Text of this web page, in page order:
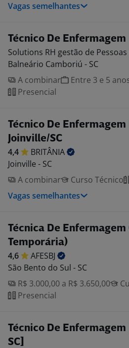
Vagas semelhantes
Técnico De Enfermagem
Solutions RH gestão de
Balneário Camboriú - SC
A combinar
Entre 3 e 5
Presencial
Técnico De
Joinville/SC
4,4
BRITÂNIA
Joinville - SC
A combinar
Curso Técnico
Vagas semelhantes
Técnica De Enfermagem
Temporária)
4,6
AFESBJ
São Bento do Sul - SC
R$ 3.000,00 a R$ 3.650,00
Presencial
Técnico De
SC]